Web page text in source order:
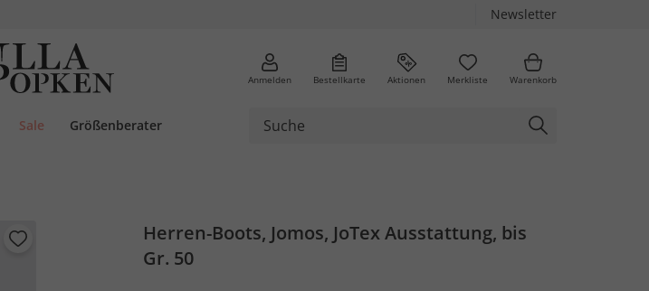
Newsletter
Anmelden Bestellkarte Aktionen Merkliste Warenkorb
Sale Größenberater
Herren-Boots, Jomos, JoTex Ausstattung, bis
Gr. 50